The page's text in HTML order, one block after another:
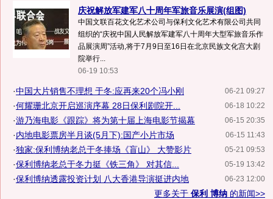
庆祝解放军建军八十周年军旅音乐展演(组图)
中国文联百花文化艺术公司与保利文化艺术有限公司共同
组织的“庆祝中国人民解放军建军八十周年大型军旅音乐作
品展演周”活动,将于7月9日至16日在北京民族文化宫大剧
院举行...
06-19 10:53
06-21 09:27
·中国大片销售不理想 于冬:应再来20个冯小刚
06-18 10:22
·何耀珊北京开启巡演序幕 28日保利剧院开...
06-15 20:35
·游乃海电影《跟踪》将为第十届上海电影节揭幕
06-15 11:43
·内地电影票房半月谈(5月下):国产小片市场
05-21 09:53
·独家:保利博纳老总于冬捧场《盲山》 大赞影片
05-19 13:42
·保利博纳老总于冬力挺《铁三角》 对其信...
06-23 12:00
·保利博纳透露投资计划 八大香港导演挺进内地
更多关于 保利 博纳 的新闻>>